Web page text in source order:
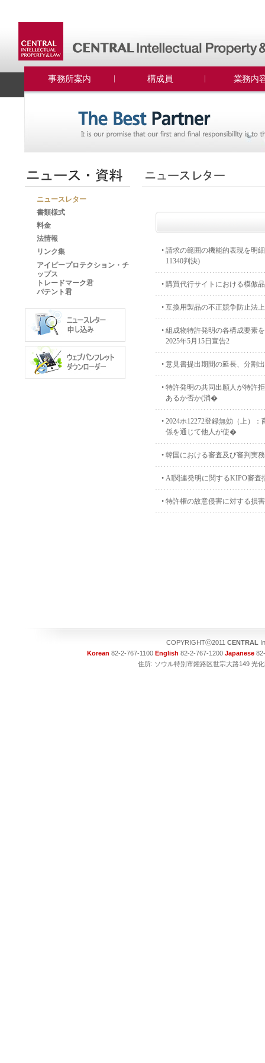
事務所案内 構成員 業務内
ニュースレター
書類様式
料金
法情報
リンク集
アイピープロテクション・チ
ップス
トレードマーク君
パテント君
• 請求の範囲の機能的表現を明
11340判決)
• 購買代行サイトにおける模倣
• 互換用製品の不正競争防止法
• 組成物特許発明の各構成要素
2025年5月15日宣告2
• 意見書提出期間の延長、分割
• 特許発明の共同出願人が特許
あるか否か(消�
• 2024ホ12272登録無効（上）
係を通じて他人が使�
• 韓国における審査及び審判実
• AI関連発明に関するKIPO審査
• 特許権の故意侵害に対する損
COPYRIGHTⓒ2011 CENTRAL
Korean 82-2-767-1100 English 82-2-767-1200 Japanese
住所: ソウル特別市鍾路区世宗大路149 光